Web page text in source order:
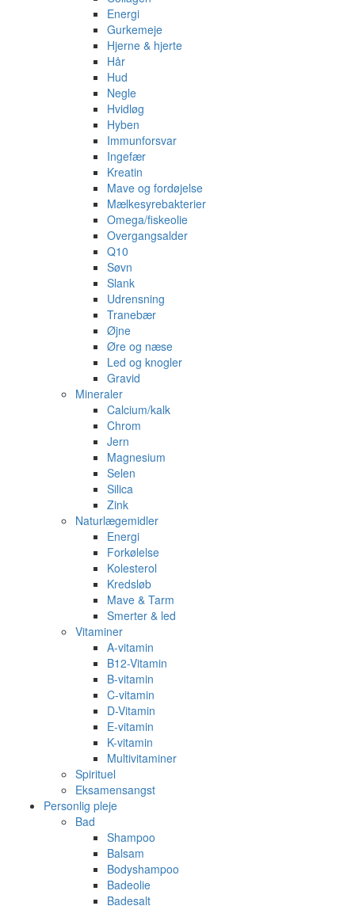
Energi
Gurkemeje
Hjerne & hjerte
Hår
Hud
Negle
Hvidløg
Hyben
Immunforsvar
Ingefær
Kreatin
Mave og fordøjelse
Mælkesyrebakterier
Omega/fiskeolie
Overgangsalder
Q10
Søvn
Slank
Udrensning
Tranebær
Øjne
Øre og næse
Led og knogler
Gravid
Mineraler
Calcium/kalk
Chrom
Jern
Magnesium
Selen
Silica
Zink
Naturlægemidler
Energi
Forkølelse
Kolesterol
Kredsløb
Mave & Tarm
Smerter & led
Vitaminer
A-vitamin
B12-Vitamin
B-vitamin
C-vitamin
D-Vitamin
E-vitamin
K-vitamin
Multivitaminer
Spirituel
Eksamensangst
Personlig pleje
Bad
Shampoo
Balsam
Bodyshampoo
Badeolie
Badesalt